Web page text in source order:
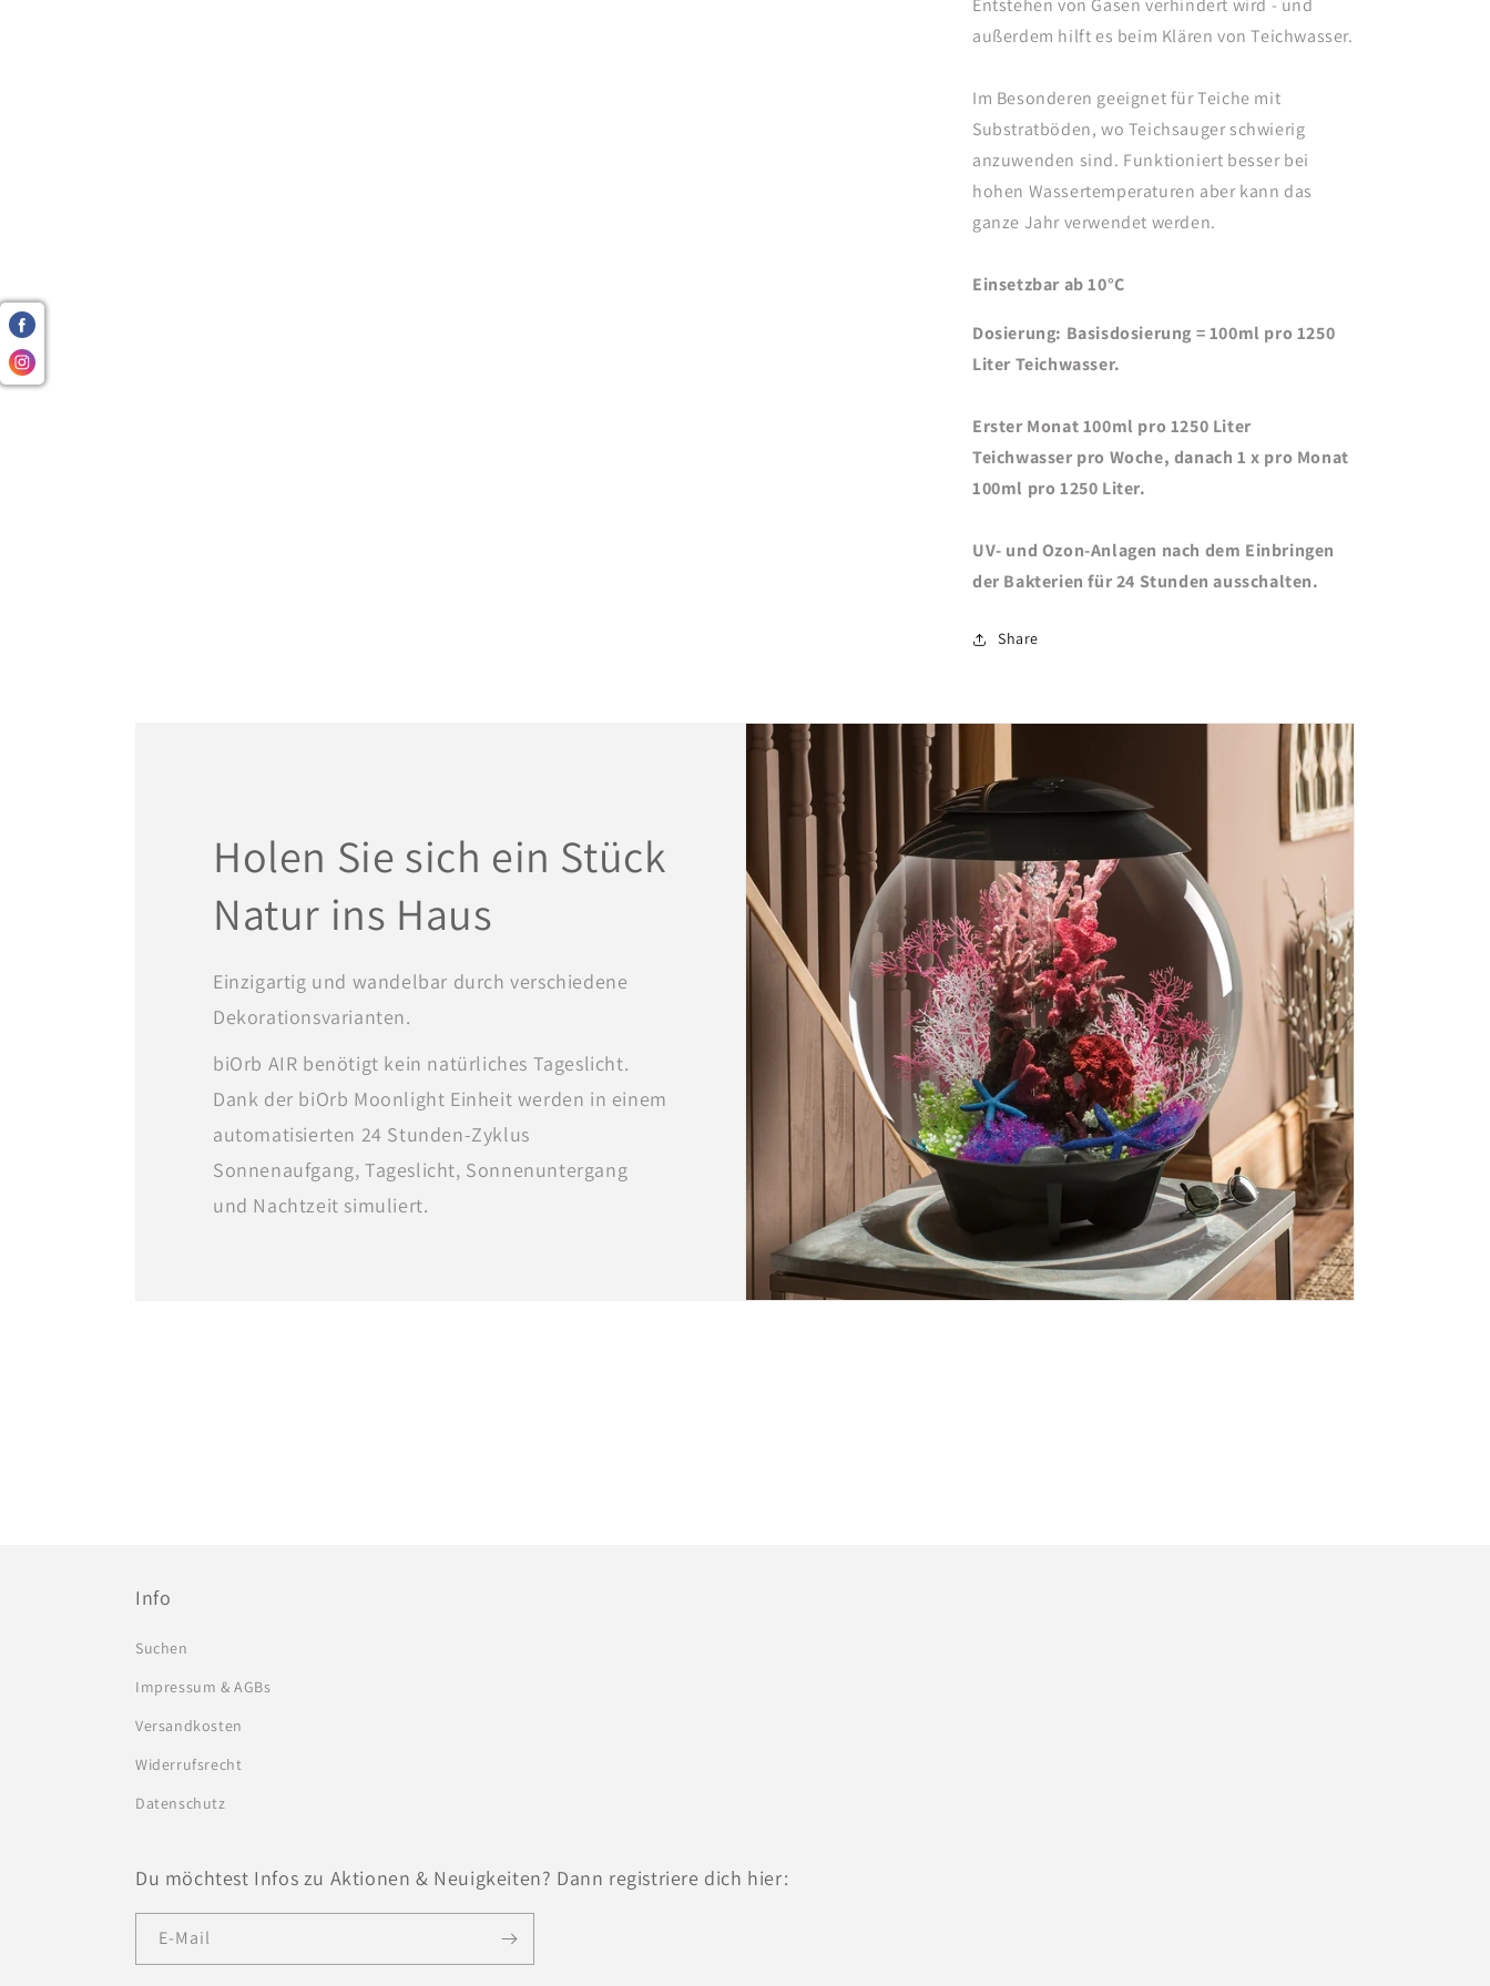
Entstehen von Gasen verhindert wird - und
außerdem hilft es beim Klären von Teichwasser.
Im Besonderen geeignet für Teiche mit
Substratböden, wo Teichsauger schwierig
anzuwenden sind. Funktioniert besser bei
hohen Wassertemperaturen aber kann das
ganze Jahr verwendet werden.
Einsetzbar ab 10°C
Dosierung: Basisdosierung = 100ml pro 1250
Liter Teichwasser.
Erster Monat 100ml pro 1250 Liter
Teichwasser pro Woche, danach 1 x pro Monat
100ml pro 1250 Liter.
UV- und Ozon-Anlagen nach dem Einbringen
der Bakterien für 24 Stunden ausschalten.
Share
Holen Sie sich ein Stück
Natur ins Haus
Einzigartig und wandelbar durch verschiedene
Dekorationsvarianten.
biOrb AIR benötigt kein natürliches Tageslicht.
Dank der biOrb Moonlight Einheit werden in einem
automatisierten 24 Stunden-Zyklus
Sonnenaufgang, Tageslicht, Sonnenuntergang
und Nachtzeit simuliert.
Info
Suchen
Impressum & AGBs
Versandkosten
Widerrufsrecht
Datenschutz
Du möchtest Infos zu Aktionen & Neuigkeiten? Dann registriere dich hier:
E-Mail